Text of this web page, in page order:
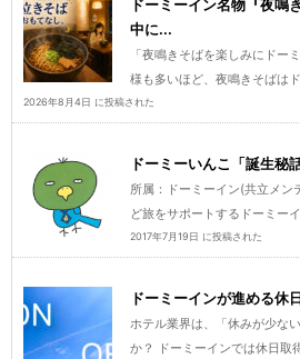
ドーミーイン名物『夜鳴
中に...
「夜鳴きそばを楽しみにドー
様も多いほど、夜鳴きそばは
2026年8月4日 に投稿された
ドーミーいんこ「誕生秘
所属：ドーミーイン(共立メン
ど旅をサポートするドーミー
2017年7月19日 に投稿された
ドーミーインが進める休
ホテル業界は、「休みが少な
か？ ドーミーインでは休日取